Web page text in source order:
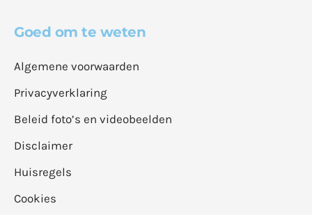
Goed om te weten
Algemene voorwaarden
Privacyverklaring
Beleid foto’s en videobeelden
Disclaimer
Huisregels
Cookies